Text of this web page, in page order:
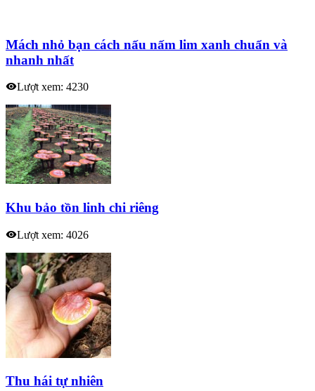
Mách nhỏ bạn cách nấu nấm lim xanh chuẩn và
nhanh nhất
Lượt xem: 4230
Khu bảo tồn linh chi riêng
Lượt xem: 4026
Thu hái tự nhiên